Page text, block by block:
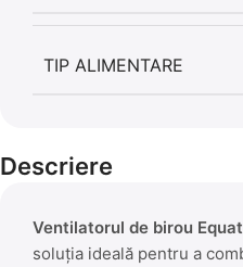
TIP ALIMENTARE
Descriere
Ventilatorul de birou
soluția ideală pentru a